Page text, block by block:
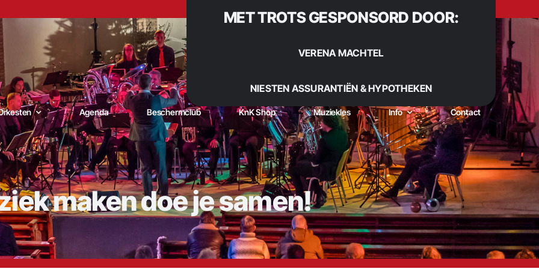
MET TROTS GESPONSORD DOOR:
VERENA MACHTEL
NIESTEN ASSURANTIËN & HYPOTHEKEN
Agenda Beschermclub KnK Shop Muziekles Info Contact
maken doe je samen!
Kunst naar Kracht – De muzikale trots van De Goorn | Sinds 1922